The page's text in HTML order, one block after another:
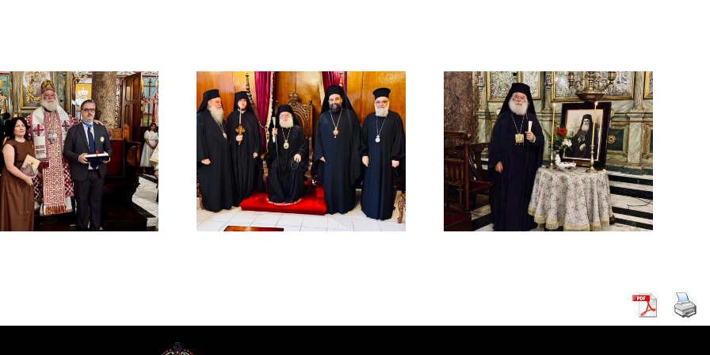
Νέος Μοναχός στο
Πατριαρχείο
Αλεξανδρείας
ΙΕΡΟ ΜΝΗΜΟΣΥΝΟ
ΤΟΥ ΑΟΙΔΙΜΟΥ
ΠΑΤΡΙΑΡΧΟΥ
ΑΛΕΞΑΝΔΡΕΙΑΣ
ΜΕΛΕΤΙΟΥ Β΄ (
ΜΕΤΑΞΑΚΗ )